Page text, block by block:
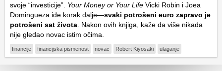
svoje “investicije”. Your Money or Your Life Vicki Robin i Joea
Domingueza ide korak dalje—svaki potrošeni euro zapravo je
potrošeni sat života . Nakon ovih knjiga, kaže da više nikada
nije gledao novac istim očima.
financije financijska pismenost novac Robert Kiyosaki ulaganje